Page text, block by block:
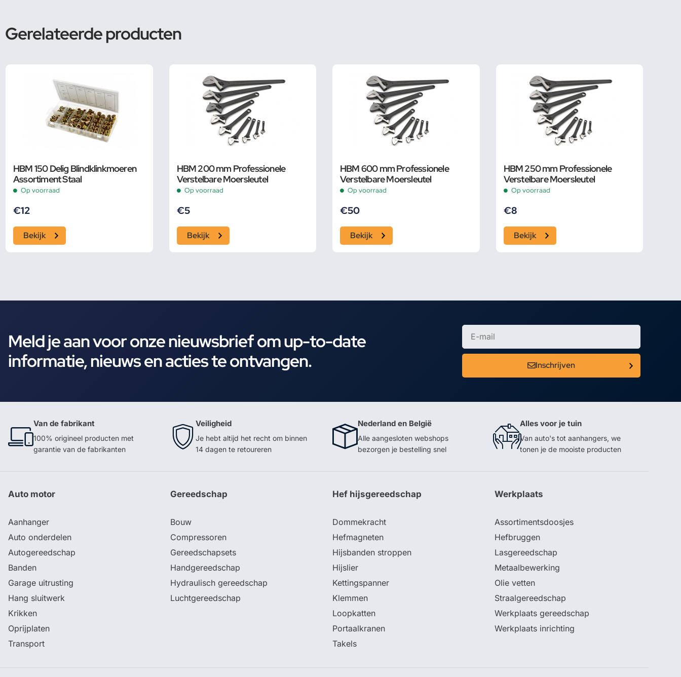
Gerelateerde producten
HBM 150 Delig Blindklinkmoeren
Assortiment Staal
Op voorraad
€12
Bekijk
HBM 200 mm Professionele
Verstelbare Moersleutel
Op voorraad
€5
Bekijk
HBM 600 mm Professionele
Verstelbare Moersleutel
Op voorraad
€50
Bekijk
HBM 250 mm Professionele
Verstelbare Moersleutel
Op voorraad
€8
Bekijk
Meld je aan voor onze nieuwsbrief om up-to-date
informatie, nieuws en acties te ontvangen.
Inschrijven
Van de fabrikant
100% origineel producten met
garantie van de fabrikanten
Veiligheid
Je hebt altijd het recht om binnen
14 dagen te retoureren
Nederland en België
Alle aangesloten webshops
bezorgen je bestelling snel
Alles voor je tuin
Van auto's tot aanhangers, we
tonen je de mooiste producten
Auto motor
Aanhanger
Auto onderdelen
Autogereedschap
Banden
Garage uitrusting
Hang sluitwerk
Krikken
Oprijplaten
Transport
Gereedschap
Bouw
Compressoren
Gereedschapsets
Handgereedschap
Hydraulisch gereedschap
Luchtgereedschap
Hef hijsgereedschap
Dommekracht
Hefmagneten
Hijsbanden stroppen
Hijslier
Kettingspanner
Klemmen
Loopkatten
Portaalkranen
Takels
Werkplaats
Assortimentsdoosjes
Hefbruggen
Lasgereedschap
Metaalbewerking
Olie vetten
Straalgereedschap
Werkplaats gereedschap
Werkplaats inrichting